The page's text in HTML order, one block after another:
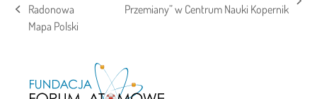
previous
post:
Radonowa
Mapa Polski
nextPrzemiany” w Centrum Nauki Kopernik